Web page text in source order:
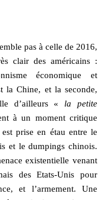
pas à celle de 2016,
clair des américains :
économique et
la Chine, et la seconde,
d’ailleurs « la petite
à un moment critique
prise en étau entre le
et le dumpings chinois.
existentielle venant
des Etats-Unis pour
et l’armement. Une